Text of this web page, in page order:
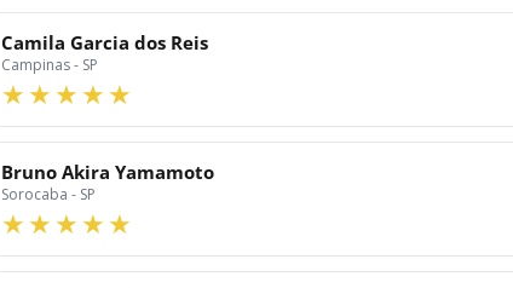
Camila Garcia dos Reis
Campinas - SP
Bruno Akira Yamamoto
Sorocaba - SP